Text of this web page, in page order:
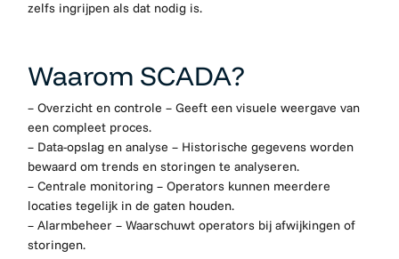
zelfs ingrijpen als dat nodig is.
Waarom SCADA?
– Overzicht en controle – Geeft een visuele weergave van
een compleet proces.
– Data-opslag en analyse – Historische gegevens worden
bewaard om trends en storingen te analyseren.
– Centrale monitoring – Operators kunnen meerdere
locaties tegelijk in de gaten houden.
– Alarmbeheer – Waarschuwt operators bij afwijkingen of
storingen.